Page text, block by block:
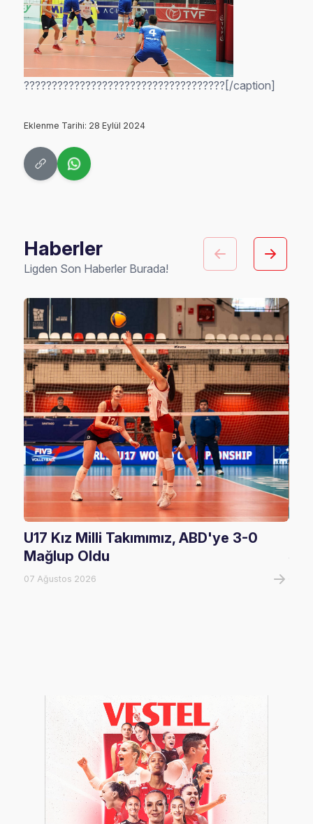
????????????????????????????????????[/caption]
Eklenme Tarihi: 28 Eylül 2024
Haberler
Ligden Son Haberler Burada!
U17 Kız Milli Takımımız, ABD'ye 3-0
Mağlup Oldu
07 Ağustos 2026